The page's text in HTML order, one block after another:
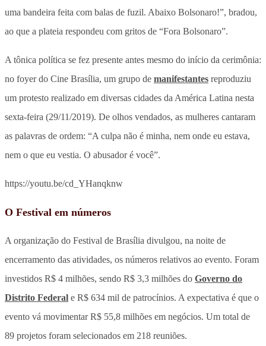
uma bandeira feita com balas de fuzil. Abaixo Bolsonaro!”, bradou,
ao que a plateia respondeu com gritos de “Fora Bolsonaro”.
A tônica política se fez presente antes mesmo do início da cerimônia:
no foyer do Cine Brasília, um grupo de manifestantes reproduziu
um protesto realizado em diversas cidades da América Latina nesta
sexta-feira (29/11/2019). De olhos vendados, as mulheres cantaram
as palavras de ordem: “A culpa não é minha, nem onde eu estava,
nem o que eu vestia. O abusador é você”.
https://youtu.be/cd_YHanqknw
O Festival em números
A organização do Festival de Brasília divulgou, na noite de
encerramento das atividades, os números relativos ao evento. Foram
investidos R$ 4 milhões, sendo R$ 3,3 milhões do Governo do
Distrito Federal e R$ 634 mil de patrocínios. A expectativa é que o
evento vá movimentar R$ 55,8 milhões em negócios. Um total de
89 projetos foram selecionados em 218 reuniões.